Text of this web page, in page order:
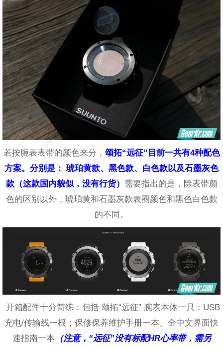
若按腕表表带的颜色来分， 颂拓“远征”目前一共有4种配色
方案。 分别是： 琥珀黄款、黑色款、白色款以及石墨灰色
款（这款国内貌似，没有行货） 需要指出的是，除表带颜
色的区别以外，琥珀黄和石墨灰款表圈颜色和黑色白色款
的不同。
开箱配件十分简练：包括 颂拓“远征” 腕表本体一只；USB
充电/传输线一根；保修保养维护手册一本、全中文界面快
速指南一本 （注意，“远征”没有标配HR心率带，需另